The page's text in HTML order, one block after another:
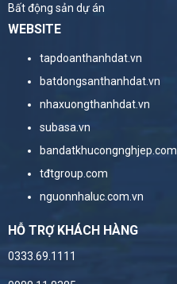
Bất động sản dự án
WEBSITE
tapdoanthanhdat.vn
batdongsanthanhdat.vn
nhaxuongthanhdat.vn
subasa.vn
bandatkhucongnghjep.com
tđtgroup.com
nguonnhaluc.com.vn
HỖ TRỢ KHÁCH HÀNG
0333.69.1111